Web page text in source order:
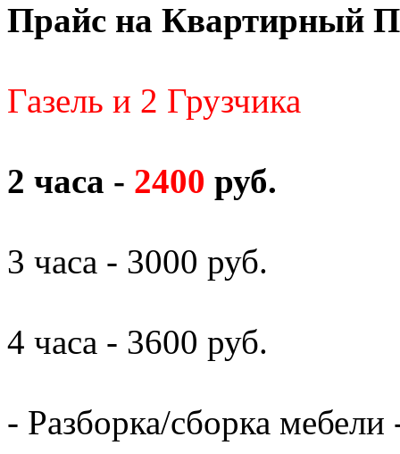
Прайс на Квартирный
Газель и 2 Грузчика
2 часа - 2400 руб.
3 часа - 3000 руб.
4 часа - 3600 руб.
- Разборка/сборка мебели